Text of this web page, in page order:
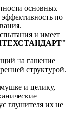
основных
эффективность по
и имеет
на гашение
структурой.
и целику,
глушителя их не